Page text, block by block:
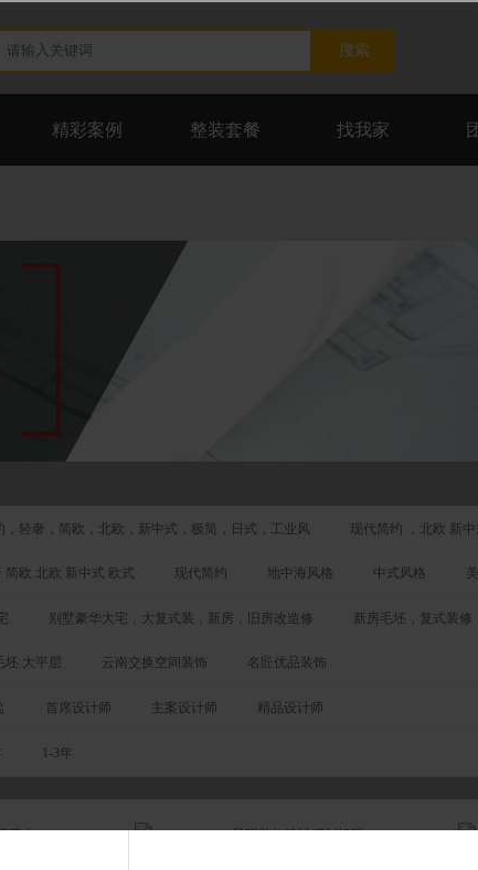
精彩案例 整装套餐 找我家
设计团队
，轻奢，简欧，北欧，新中式，极简，日式，工业风 现代简约 ，北欧 新
简欧 北欧 新中式 欧式 现代简约 地中海风格 中式风格
别墅豪华大宅，大复式装，新房，旧房改造修 新房毛坯，复式装修
坯 大平层 云南交换空间装饰 名匠优品装饰
首席设计师 主案设计师 精品设计师
1-3年